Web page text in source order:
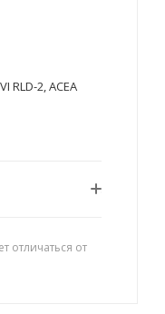
RLD-2, ACEA
отличаться от